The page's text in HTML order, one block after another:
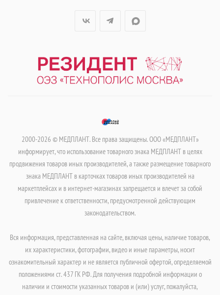
2000-2026 © МЕДПЛАНТ. Все права защищены. ООО «МЕДПЛАНТ»
информирует, что использование товарного знака МЕДПЛАНТ в целях
продвижения товаров иных производителей, а также размещение товарного
знака МЕДПЛАНТ в карточках товаров иных производителей на
маркетплейсах и в интернет-магазинах запрещается и влечет за собой
привлечение к ответственности, предусмотренной действующим
законодательством.
Вся информация, представленная на сайте, включая цены, наличие товаров,
их характеристики, фотографии, видео и иные параметры, носит
ознакомительный характер и не является публичной офертой, определяемой
положениями ст. 437 ГК РФ. Для получения подробной информации о
наличии и стоимости указанных товаров и (или) услуг, пожалуйста,